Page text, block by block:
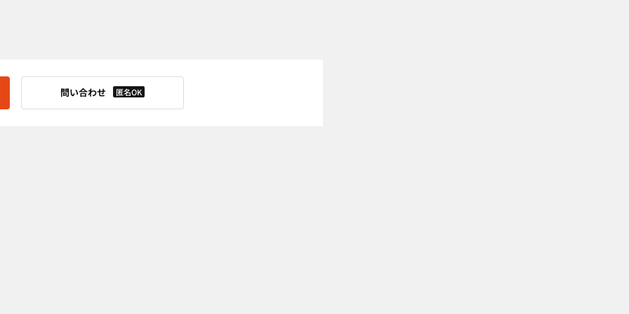
問い合わせ 匿名OK